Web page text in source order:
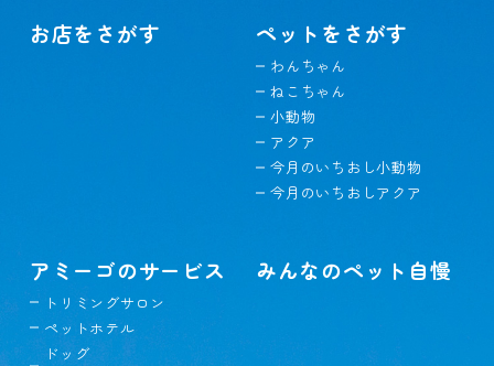
お店をさがす ペットをさがす
わんちゃん
ねこちゃん
小動物
アクア
今月のいちおし小動物
今月のいちおしアクア
アミーゴのサービス
トリミングサロン
ペットホテル
ドッグ
みんなのペット自慢